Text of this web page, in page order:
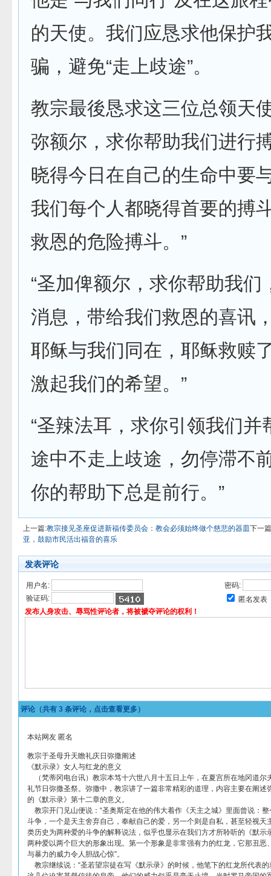
的天使。我们应恳求他保护
骗，避免“走上歧途”。
教宗最後恳求这三位总领天
弥额尔，求你帮助我们进行
晓得今日在自己的生命中要
我们每个人都晓得首要的搏
救恩的危险搏斗。”
“圣加俾额尔，求你帮助我们
消息，带给我们救恩的喜讯
耶稣与我们同在，耶稣救赎
激起我们的希望。”
“圣辣法耳，求你引领我们并
途中不走上歧途，勿停滞不
你的帮助下总是前行。”
上一篇:教宗接见圣座促进新福传委员会：教会必须始终做个慈悲的器皿 下一
亚，鼓励市民活出福音的喜乐
发表评论
用户名:
密码:
验证码:
匿名发表
发布人身攻击、辱骂性评论者，将被褫夺评论的权利！
评论（共有 3 条评论，点击查看更多）
本站网友 匿名
教宗于圣母升天瞻礼庆日弥撒阐述
《默示录》女人与红龙的意义
（梵蒂冈电台讯）教宗本笃十六世八月十五日上午，在夏宫所在地冈道尔
礼节日弥撒圣祭。弥撒中，教宗讲了一篇非常精彩的道理，内容主要在阐述
的《默示录》第十二章的意义。
教宗开门见山便说：“圣奥斯定在他的伟大着作《天主之城》里面曾说：
斗争，一个是天主舍弃自己，奉献自己的爱，另一个则是自私，甚至轻视天
类历史为两种爱的斗争的解释说法，似乎也显示在我们方才所聆听的《默示
两种爱以两个巨大的形象出现。第一个形象是非常强有力的红龙，它那丑恶
与暴力的威力令人胆战心惊”。
教宗继续说：“圣若望宗徒在写《默示录》的时候，他笔下的红龙所代表